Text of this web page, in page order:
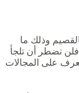
وذلك ما
تضطر أن تلجأ
على المجالات